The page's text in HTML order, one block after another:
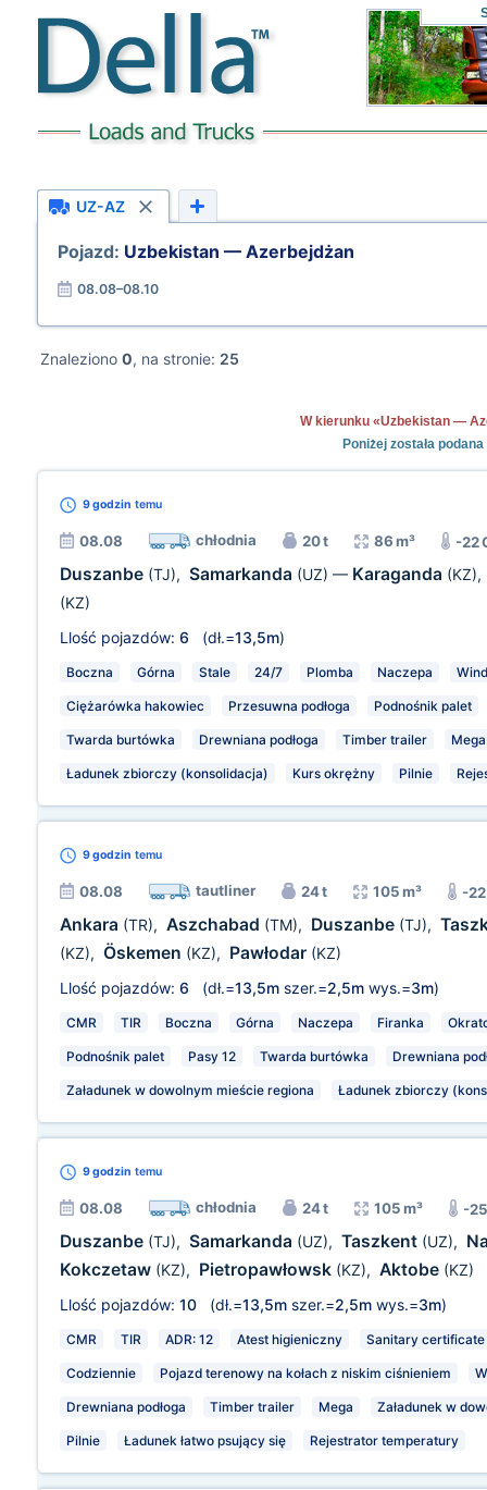
UZ-AZ
Pojazd: Uzbekistan — Azerbejdżan
08.08–08.10
Znaleziono 0, na stronie: 25
W kierunku «Uzbekistan —
Poniżej została
9 godzin temu
08.08 chłodnia 20 t 86 m³ -22
Duszanbe (TJ), Samarkanda (UZ) — Karaganda (KZ),
(KZ)
Llość pojazdów: 6 (dł.=13,5m)
Boczna Górna Stale 24/7 Plomba Naczepa
Ciężarówka hakowiec Przesuwna podłoga Podnośnik palet
Twarda burtówka Drewniana podłoga Timber trailer Mega
Ładunek zbiorczy (konsolidacja) Kurs okrężny Pilnie
9 godzin temu
08.08 tautliner 24 t 105 m³ -
Ankara (TR), Aszchabad (TM), Duszanbe (TJ),
(KZ), Öskemen (KZ), Pawłodar (KZ)
Llość pojazdów: 6 (dł.=13,5m szer.=2,5m wys.=3m)
CMR TIR Boczna Górna Naczepa Firanka
Podnośnik palet Pasy 12 Twarda burtówka Drewniana
Załadunek w dowolnym mieście regiona Ładunek zbiorczy
9 godzin temu
08.08 chłodnia 24 t 105 m³ -
Duszanbe (TJ), Samarkanda (UZ), Taszkent (UZ),
Kokczetaw (KZ), Pietropawłowsk (KZ), Aktobe (KZ)
Llość pojazdów: 10 (dł.=13,5m szer.=2,5m wys.=3m)
CMR TIR ADR: 12 Atest higieniczny Sanitary certificate
Codziennie Pojazd terenowy na kołach z niskim ciśnieniem
Drewniana podłoga Timber trailer Mega Załadunek w
Pilnie Ładunek łatwo psujący się Rejestrator temperatury